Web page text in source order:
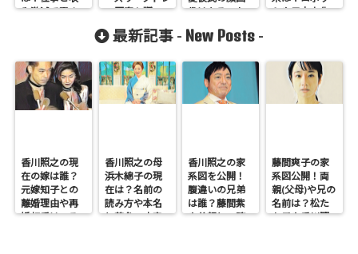
入激減で干さ
ス写真も調
像はあるのか
トや日本文化
最新記事 - New Posts -
香川照之の現
在の嫁は誰？
元嫁知子との
離婚理由や再
婚相手はいる
香川照之の母
浜木綿子の現
在は？名前の
読み方や本名
と芸名の由来
香川照之の家
系図を公開！
腹違いの兄弟
は誰？藤間紫
や父親との確
藤間爽子の家
系図公開！両
親(父母)や兄の
名前は？松た
か子や香川照